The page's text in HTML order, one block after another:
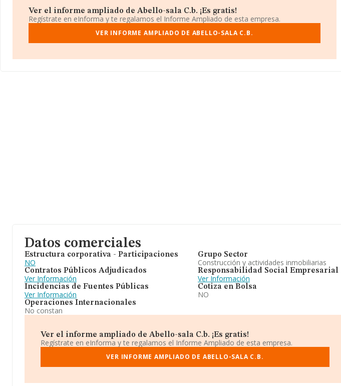
Ver el informe ampliado de Abello-sala C.b. ¡Es gratis!
Regístrate en eInforma y te regalamos el Informe Ampliado de esta empresa.
VER INFORME AMPLIADO DE ABELLO-SALA C.B.
Datos comerciales
Estructura corporativa - Participaciones
NO
Contratos Públicos Adjudicados
Ver Información
Incidencias de Fuentes Públicas
Ver Información
Operaciones Internacionales
No constan
Grupo Sector
Construcción y actividades inmobiliarias
Responsabilidad Social Empresarial
Ver Información
Cotiza en Bolsa
NO
Ver el informe ampliado de Abello-sala C.b. ¡Es gratis!
Regístrate en eInforma y te regalamos el Informe Ampliado de esta empresa.
VER INFORME AMPLIADO DE ABELLO-SALA C.B.